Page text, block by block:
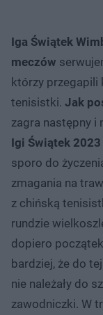
Iga Świątek
meczów
którzy przegapili
tenisistki. Jak
zagra następny i
Igi Świątek 2023
sporo do
zmagania na
z chińską
rundzie
dopiero
bardziej, że do
nie należały do
zawodniczki. W